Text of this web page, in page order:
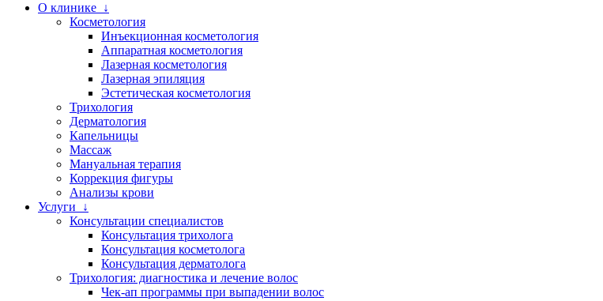
О клинике ↓
Косметология
Инъекционная косметология
Аппаратная косметология
Лазерная косметология
Лазерная эпиляция
Эстетическая косметология
Трихология
Дерматология
Капельницы
Массаж
Мануальная терапия
Коррекция фигуры
Анализы крови
Услуги ↓
Консультации специалистов
Консультация трихолога
Консультация косметолога
Консультация дерматолога
Трихология: диагностика и лечение волос
Чек-ап программы при выпадении волос